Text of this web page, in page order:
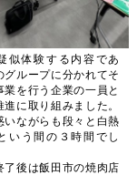
似体験する内容であ
グループに分かれてそ
業を行う企業の一員と
進に取り組みました。
いながらも段々と白熱
いう間の３時間でし
了後は飯田市の焼肉店